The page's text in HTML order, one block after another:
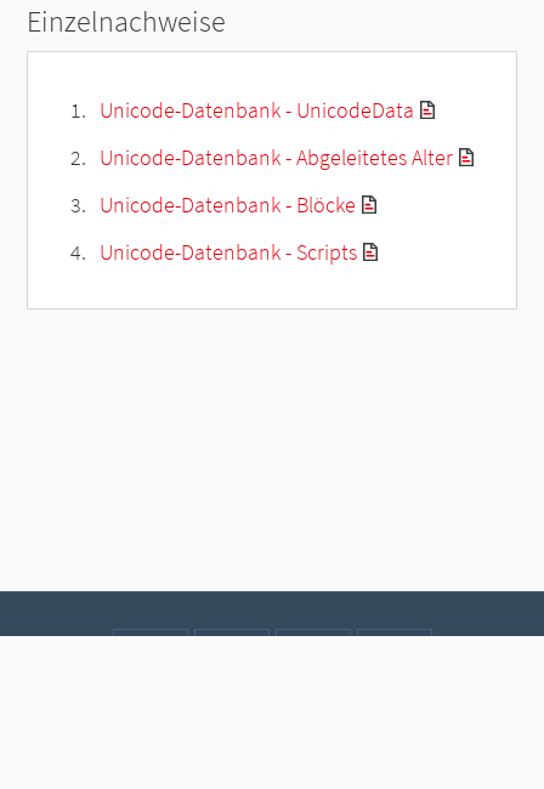
Einzelnachweise
Unicode-Datenbank - UnicodeData
Unicode-Datenbank - Abgeleitetes Alter
Unicode-Datenbank - Blöcke
Unicode-Datenbank - Scripts